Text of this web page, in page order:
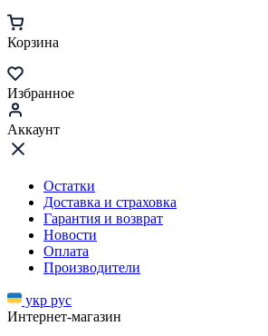
Корзина
Избранное
Аккаунт
Остатки
Доставка и страховка
Гарантия и возврат
Новости
Оплата
Производители
укр рус
Интернет-магазин